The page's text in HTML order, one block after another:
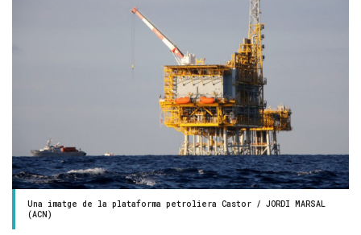
Una imatge de la plataforma petroliera Castor / JORDI MARSAL
(ACN)